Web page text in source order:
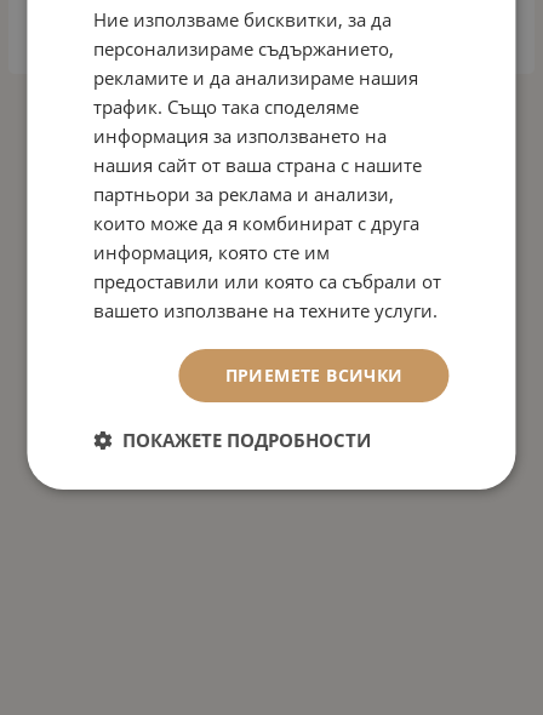
На страница по:
Ние използваме бисквитки, за да
персонализираме съдържанието,
рекламите и да анализираме нашия
трафик. Също така споделяме
информация за използването на
нашия сайт от ваша страна с нашите
партньори за реклама и анализи,
които може да я комбинират с друга
информация, която сте им
предоставили или която са събрали от
вашето използване на техните услуги.
ПРИЕМЕТЕ ВСИЧКИ
ПОКАЖЕТЕ ПОДРОБНОСТИ